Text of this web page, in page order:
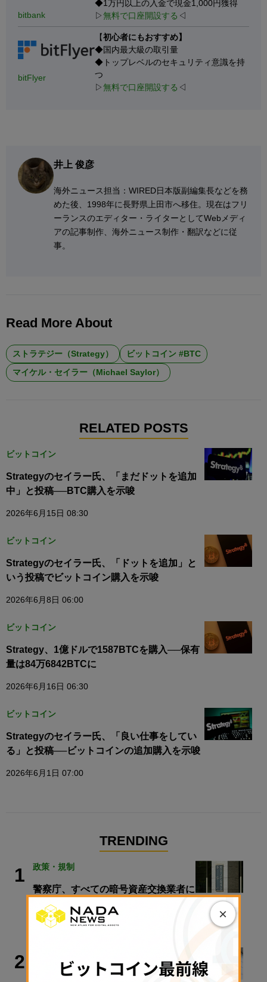
bitbank
◆1万円以上の入金で現金1,000円獲得
▷無料で口座開設する ◁
bitFlyer
【初心者にもおすすめ】
◆国内最大級の取引量
◆トップレベルのセキュリティ意識を持
つ
▷無料で口座開設する ◁
井上 俊彦
海外ニュース担当：WIRED日本版副編集長などを務
めた後、1998年に長野県上田市へ移住。現在はフリ
ーランスのエディター・ライターとしてWebメディ
アの記事制作、海外ニュース制作・翻訳などに従
事。
Read More About
ストラテジー（Strategy）
ビットコイン #BTC
マイケル・セイラー（Michael Saylor）
RELATED POSTS
ビットコイン
Strategyのセイラー氏、「まだドットを追加
中」と投稿──BTC購入を示唆
2026年6月15日 08:30
ビットコイン
Strategyのセイラー氏、「ドットを追加」と
いう投稿でビットコイン購入を示唆
2026年6月8日 06:00
ビットコイン
Strategy、1億ドルで1587BTCを購入──保有
量は84万6842BTCに
2026年6月16日 06:30
ビットコイン
Strategyのセイラー氏、「良い仕事をしてい
る」と投稿──ビットコインの追加購入を示唆
2026年6月1日 07:00
TRENDING
1 政策・規制
警察庁、すべての暗号資産交換業者に
出庫制限強化を要請
2026年8月6日 20:10
2
金融庁、暗号資産新課のトップに安富
×